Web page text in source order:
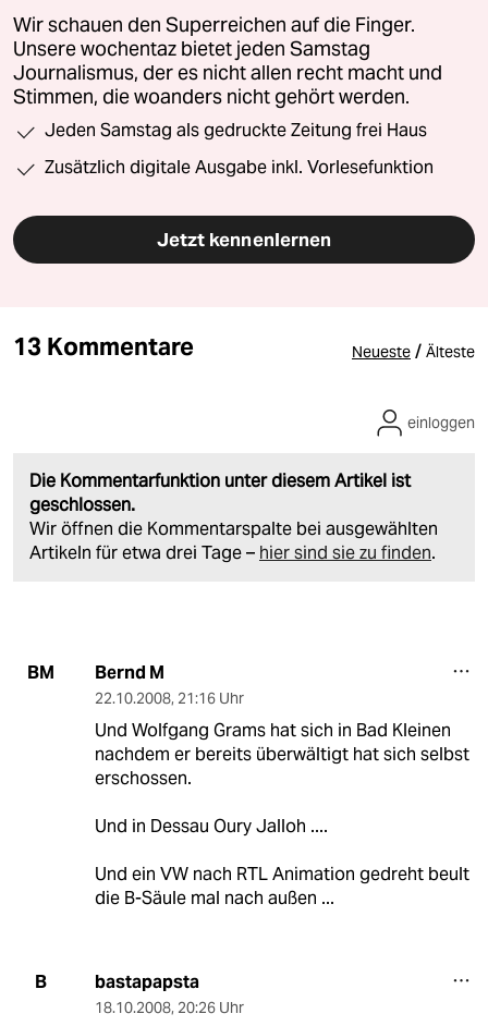
Wir schauen den Superreichen auf die Finger.
Unsere wochentaz bietet jeden Samstag
Journalismus, der es nicht allen recht macht und
Stimmen, die woanders nicht gehört werden.
Jeden Samstag als gedruckte Zeitung frei Haus
Zusätzlich digitale Ausgabe inkl. Vorlesefunktion
Jetzt kennenlernen
13 Kommentare Neueste / Älteste
Die Kommentarfunktion unter diesem Artikel ist
geschlossen.
Wir öffnen die Kommentarspalte bei ausgewählten
Artikeln für etwa drei Tage – hier sind sie zu finden.
einloggen
BM Bernd M
22.10.2008, 21:16 Uhr
Und Wolfgang Grams hat sich in Bad Kleinen
nachdem er bereits überwältigt hat sich selbst
erschossen.
Und in Dessau Oury Jalloh ....
Und ein VW nach RTL Animation gedreht beult
die B-Säule mal nach außen ...
B bastapapsta
18.10.2008, 20:26 Uhr